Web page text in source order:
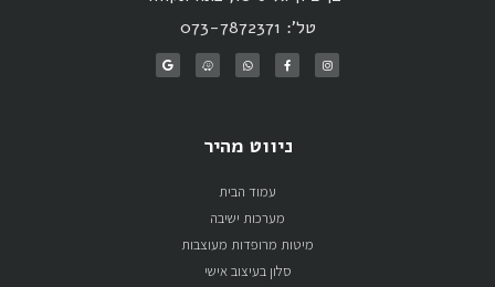
טל': 073-7872371
ניווט מהיר
עמוד הבית
מערכות ישיבה
מיטות מרופדות מעוצבות
סלון בעיצוב אישי